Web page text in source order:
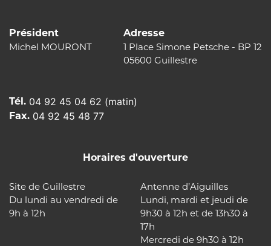
Président
Michel MOURONT
Adresse
1 Place Simone Petsche - BP 12
05600 Guillestre
Tél. 04 92 45 04 62 (matin)
Fax. 04 92 45 48 77
Horaires d'ouverture
Site de Guillestre
Du lundi au vendredi de
9h à 12h
Antenne d’Aiguilles
Lundi, mardi et jeudi de
9h30 à 12h et de 13h30 à
17h
Mercredi de 9h30 à 12h